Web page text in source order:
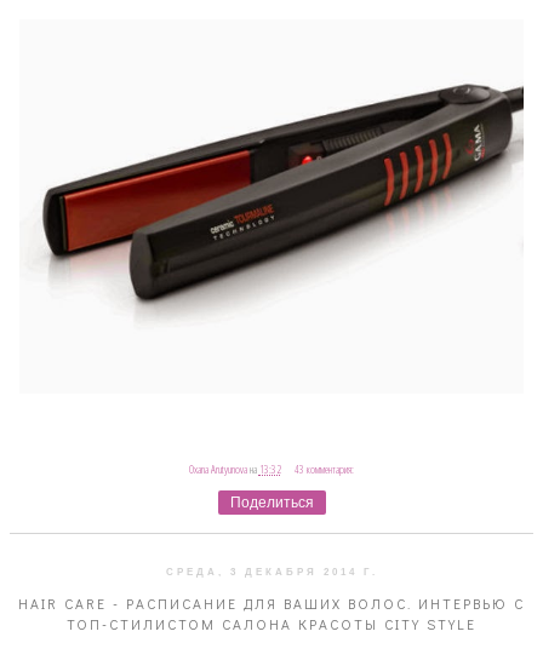
Oxana Arutyunovaна 13:32 43 комментария:
Поделиться
СРЕДА, 3 ДЕКАБРЯ 2014 Г.
HAIR CARE - РАСПИСАНИЕ ДЛЯ ВАШИХ ВОЛОС. ИНТЕРВЬЮ С
ТОП-СТИЛИСТОМ САЛОНА КРАСОТЫ CITY STYLE